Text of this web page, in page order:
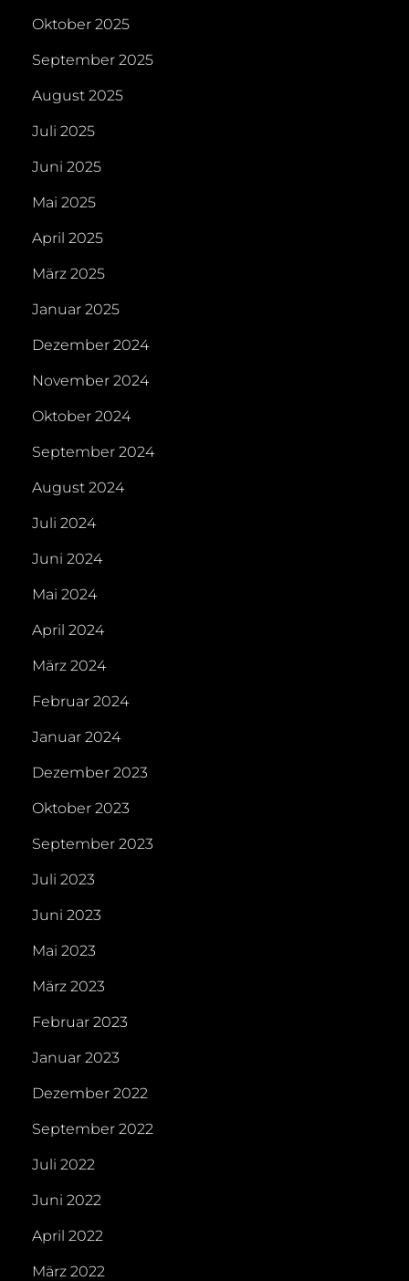
Oktober 2025
September 2025
August 2025
Juli 2025
Juni 2025
Mai 2025
April 2025
März 2025
Januar 2025
Dezember 2024
November 2024
Oktober 2024
September 2024
August 2024
Juli 2024
Juni 2024
Mai 2024
April 2024
März 2024
Februar 2024
Januar 2024
Dezember 2023
Oktober 2023
September 2023
Juli 2023
Juni 2023
Mai 2023
März 2023
Februar 2023
Januar 2023
Dezember 2022
September 2022
Juli 2022
Juni 2022
April 2022
März 2022